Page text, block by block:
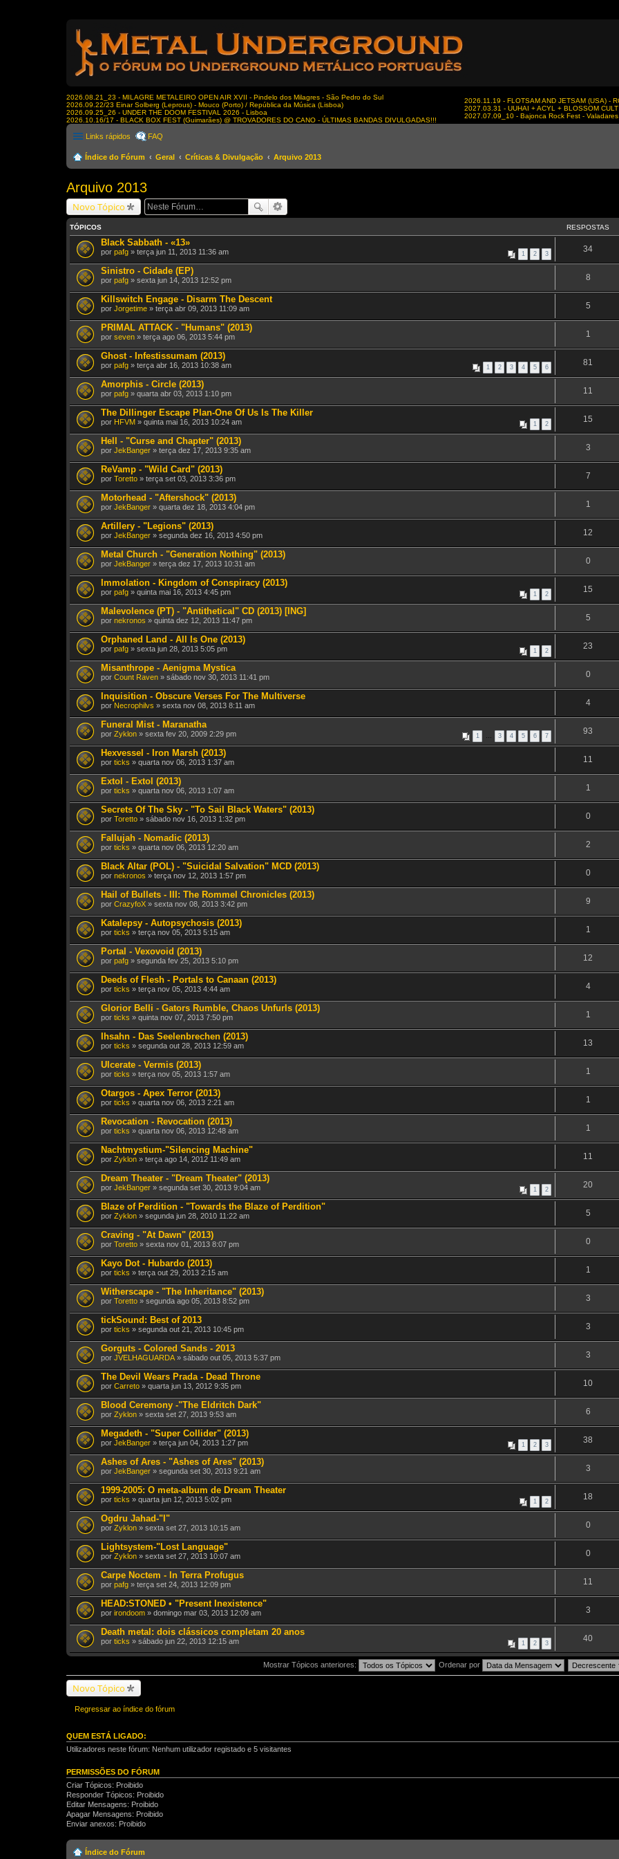
2026.08.21_23 - MILAGRE METALEIRO OPEN AIR XVII - Pindelo dos Milagres - São Pedro do Sul
2026.09.22/23 Einar Solberg (Leprous) - Mouco (Porto) / República da Música (Lisboa)
2026.09.25_26 - UNDER THE DOOM FESTIVAL 2026 - Lisboa
2026.10.16/17 - BLACK BOX FEST (Guimarães) @ TROVADORES DO CANO - ÚLTIMAS BANDAS DIVULGADAS!!!
2026.11.19 - FLOTSAM AND JETSAM (USA) -
2027.03.31 - UUHAI + ACYL + BLOSSOM
2027.07.09_10 - Bajonca Rock Fest -
Links rápidos FAQ
Índice do Fórum Geral Críticas & Divulgação Arquivo 2013
Arquivo 2013
Novo Tópico
TÓPICOS RESPOSTAS
Black Sabbath - «13»
1 2 3
por pafg » terça jun 11, 2013 11:36 am 34
Sinistro - Cidade (EP)
por pafg » sexta jun 14, 2013 12:52 pm 8
Killswitch Engage - Disarm The Descent
por Jorgetime » terça abr 09, 2013 11:09 am 5
PRIMAL ATTACK - "Humans" (2013)
por seven » terça ago 06, 2013 5:44 pm 1
Ghost - Infestissumam (2013)
1 2 3 4 5 6
por pafg » terça abr 16, 2013 10:38 am 81
Amorphis - Circle (2013)
por pafg » quarta abr 03, 2013 1:10 pm 11
The Dillinger Escape Plan-One Of Us Is The Killer
1 2
por HFVM » quinta mai 16, 2013 10:24 am 15
Hell - "Curse and Chapter" (2013)
por JekBanger » terça dez 17, 2013 9:35 am 3
ReVamp - "Wild Card" (2013)
por Toretto » terça set 03, 2013 3:36 pm 7
Motorhead - "Aftershock" (2013)
por JekBanger » quarta dez 18, 2013 4:04 pm 1
Artillery - "Legions" (2013)
por JekBanger » segunda dez 16, 2013 4:50 pm 12
Metal Church - "Generation Nothing" (2013)
por JekBanger » terça dez 17, 2013 10:31 am 0
Immolation - Kingdom of Conspiracy (2013)
1 2
por pafg » quinta mai 16, 2013 4:45 pm 15
Malevolence (PT) - "Antithetical" CD (2013) [ING]
por nekronos » quinta dez 12, 2013 11:47 pm 5
Orphaned Land - All Is One (2013)
1 2
por pafg » sexta jun 28, 2013 5:05 pm 23
Misanthrope - Aenigma Mystica
por Count Raven » sábado nov 30, 2013 11:41 pm 0
Inquisition - Obscure Verses For The Multiverse
por Necrophilvs » sexta nov 08, 2013 8:11 am 4
Funeral Mist - Maranatha
1 … 3 4 5 6 7
por Zyklon » sexta fev 20, 2009 2:29 pm 93
Hexvessel - Iron Marsh (2013)
por ticks » quarta nov 06, 2013 1:37 am 11
Extol - Extol (2013)
por ticks » quarta nov 06, 2013 1:07 am 1
Secrets Of The Sky - "To Sail Black Waters" (2013)
por Toretto » sábado nov 16, 2013 1:32 pm 0
Fallujah - Nomadic (2013)
por ticks » quarta nov 06, 2013 12:20 am 2
Black Altar (POL) - "Suicidal Salvation" MCD (2013)
por nekronos » terça nov 12, 2013 1:57 pm 0
Hail of Bullets - III: The Rommel Chronicles (2013)
por CrazyfoX » sexta nov 08, 2013 3:42 pm 9
Katalepsy - Autopsychosis (2013)
por ticks » terça nov 05, 2013 5:15 am 1
Portal - Vexovoid (2013)
por pafg » segunda fev 25, 2013 5:10 pm 12
Deeds of Flesh - Portals to Canaan (2013)
por ticks » terça nov 05, 2013 4:44 am 4
Glorior Belli - Gators Rumble, Chaos Unfurls (2013)
por ticks » quinta nov 07, 2013 7:50 pm 1
Ihsahn - Das Seelenbrechen (2013)
por ticks » segunda out 28, 2013 12:59 am 13
Ulcerate - Vermis (2013)
por ticks » terça nov 05, 2013 1:57 am 1
Otargos - Apex Terror (2013)
por ticks » quarta nov 06, 2013 2:21 am 1
Revocation - Revocation (2013)
por ticks » quarta nov 06, 2013 12:48 am 1
Nachtmystium-"Silencing Machine"
por Zyklon » terça ago 14, 2012 11:49 am 11
Dream Theater - "Dream Theater" (2013)
1 2
por JekBanger » segunda set 30, 2013 9:04 am 20
Blaze of Perdition - "Towards the Blaze of Perdition"
por Zyklon » segunda jun 28, 2010 11:22 am 5
Craving - "At Dawn" (2013)
por Toretto » sexta nov 01, 2013 8:07 pm 0
Kayo Dot - Hubardo (2013)
por ticks » terça out 29, 2013 2:15 am 1
Witherscape - "The Inheritance" (2013)
por Toretto » segunda ago 05, 2013 8:52 pm 3
tickSound: Best of 2013
por ticks » segunda out 21, 2013 10:45 pm 3
Gorguts - Colored Sands - 2013
por JVELHAGUARDA » sábado out 05, 2013 5:37 pm 3
The Devil Wears Prada - Dead Throne
por Carreto » quarta jun 13, 2012 9:35 pm 10
Blood Ceremony -"The Eldritch Dark"
por Zyklon » sexta set 27, 2013 9:53 am 6
Megadeth - "Super Collider" (2013)
1 2 3
por JekBanger » terça jun 04, 2013 1:27 pm 38
Ashes of Ares - "Ashes of Ares" (2013)
por JekBanger » segunda set 30, 2013 9:21 am 3
1999-2005: O meta-album de Dream Theater
1 2
por ticks » quarta jun 12, 2013 5:02 pm 18
Ogdru Jahad-"I"
por Zyklon » sexta set 27, 2013 10:15 am 0
Lightsystem-"Lost Language"
por Zyklon » sexta set 27, 2013 10:07 am 0
Carpe Noctem - In Terra Profugus
por pafg » terça set 24, 2013 12:09 pm 11
HEAD:STONED • "Present Inexistence"
por irondoom » domingo mar 03, 2013 12:09 am 3
Death metal: dois clássicos completam 20 anos
1 2 3
por ticks » sábado jun 22, 2013 12:15 am 40
Mostrar Tópicos anteriores: Ordenar por
Novo Tópico
Regressar ao índice do fórum
QUEM ESTÁ LIGADO:
Utilizadores neste fórum: Nenhum utilizador registado e 5 visitantes
PERMISSÕES DO FÓRUM
Criar Tópicos: Proibido
Responder Tópicos: Proibido
Editar Mensagens: Proibido
Apagar Mensagens: Proibido
Enviar anexos: Proibido
Índice do Fórum